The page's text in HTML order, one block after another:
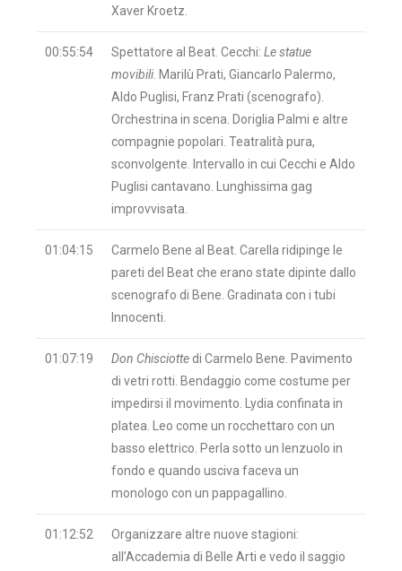
Xaver Kroetz.
00:55:54 Spettatore al Beat. Cecchi: Le statue
movibili . Marilù Prati, Giancarlo Palermo,
Aldo Puglisi, Franz Prati (scenografo).
Orchestrina in scena. Doriglia Palmi e altre
compagnie popolari. Teatralità pura,
sconvolgente. Intervallo in cui Cecchi e Aldo
Puglisi cantavano. Lunghissima gag
improvvisata.
01:04:15
Carmelo Bene al Beat. Carella ridipinge le
pareti del Beat che erano state dipinte dallo
scenografo di Bene. Gradinata con i tubi
Innocenti.
01:07:19 Don Chisciotte di Carmelo Bene. Pavimento
di vetri rotti. Bendaggio come costume per
impedirsi il movimento. Lydia confinata in
platea. Leo come un rocchettaro con un
basso elettrico. Perla sotto un lenzuolo in
fondo e quando usciva faceva un
monologo con un pappagallino.
01:12:52
Organizzare altre nuove stagioni:
all’Accademia di Belle Arti e vedo il saggio